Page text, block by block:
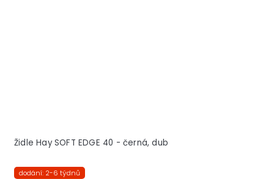
Židle Hay SOFT EDGE 40 - černá, dub
dodání: 2-6 týdnů